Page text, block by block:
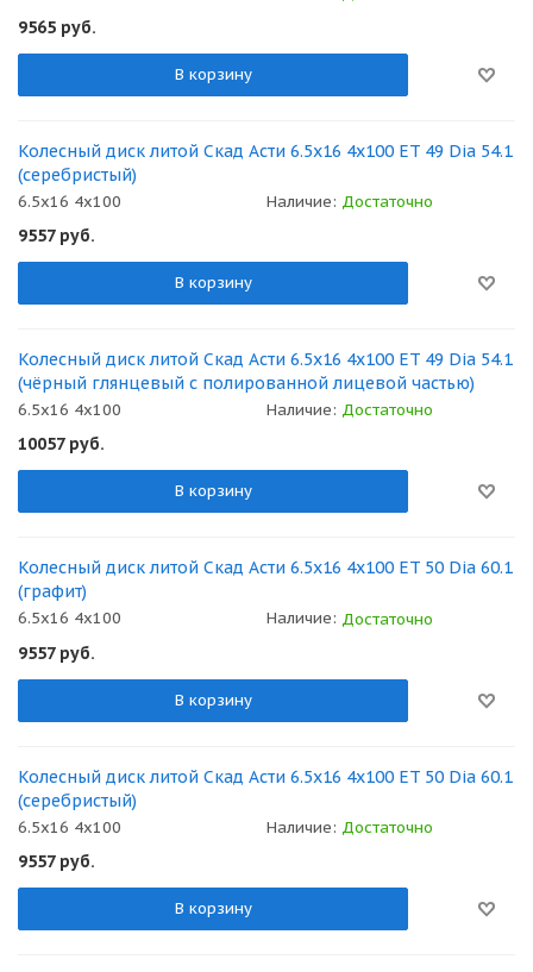
9565 руб.
В корзину
Колесный диск литой Скад Асти 6.5x16 4x100 ET 49 Dia 54.1
(серебристый)
6.5x16 4x100 Наличие: Достаточно
9557руб.
В корзину
Колесный диск литой Скад Асти 6.5x16 4x100 ET 49 Dia 54.1
(чёрный глянцевый с полированной лицевой частью)
6.5x16 4x100 Наличие: Достаточно
10057руб.
В корзину
Колесный диск литой Скад Асти 6.5x16 4x100 ET 50 Dia 60.1
(графит)
6.5x16 4x100 Наличие: Достаточно
9557руб.
В корзину
Колесный диск литой Скад Асти 6.5x16 4x100 ET 50 Dia 60.1
(серебристый)
6.5x16 4x100 Наличие: Достаточно
9557руб.
В корзину